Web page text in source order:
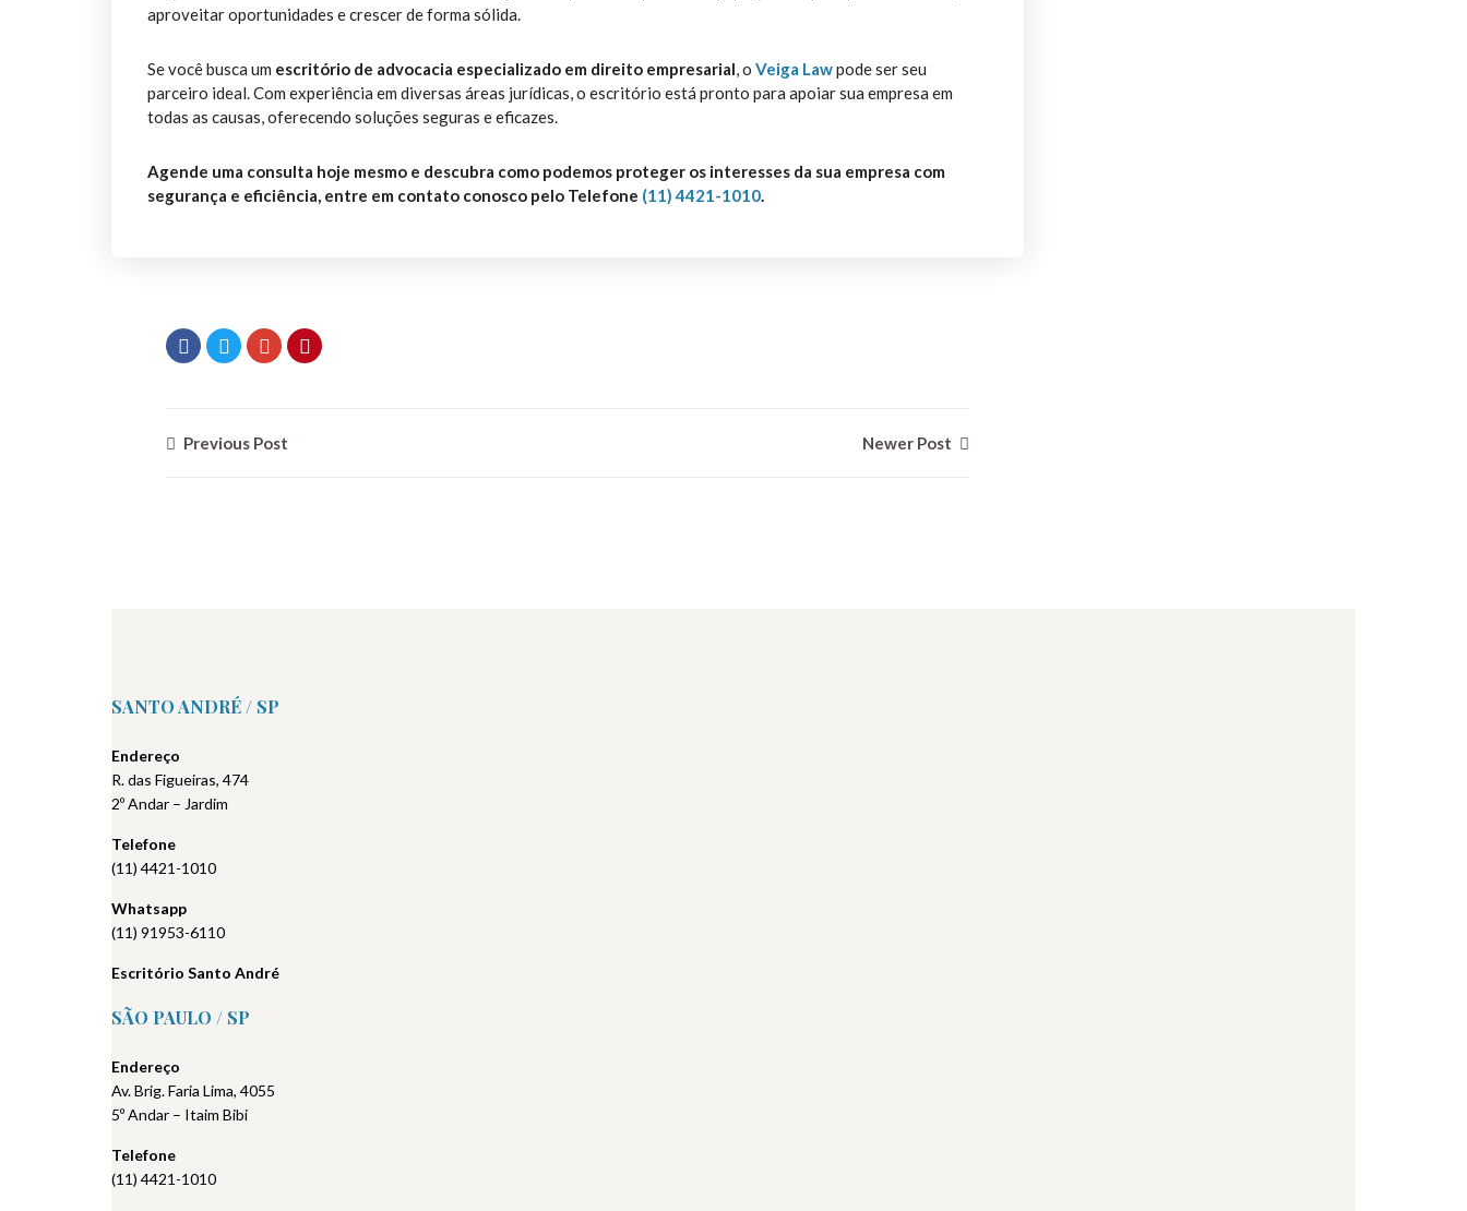
aproveitar oportunidades e crescer de forma sólida.
Se você busca um escritório de advocacia especializado em direito empresarial, o Veiga Lawpode ser seu
parceiro ideal. Com experiência em diversas áreas jurídicas, o escritório está pronto para apoiar sua empresa em
todas as causas, oferecendo soluções seguras e eficazes.
Agende uma consulta hoje mesmo e descubra como podemos proteger os interesses da sua empresa com
segurança e eficiência, entre em contato conosco pelo Telefone (11) 4421-1010.
Previous Post Newer Post
SANTO ANDRÉ / SP
Endereço
R. das Figueiras, 474
2º Andar – Jardim
Telefone
(11) 4421-1010
Whatsapp
(11) 91953-6110
Escritório Santo André
SÃO PAULO / SP
Endereço
Av. Brig. Faria Lima, 4055
5º Andar – Itaim Bibi
Telefone
(11) 4421-1010